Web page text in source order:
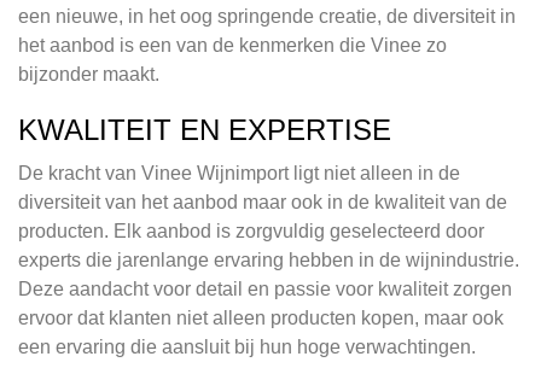
een nieuwe, in het oog springende creatie, de diversiteit in
het aanbod is een van de kenmerken die Vinee zo
bijzonder maakt.
KWALITEIT EN EXPERTISE
De kracht van Vinee Wijnimport ligt niet alleen in de
diversiteit van het aanbod maar ook in de kwaliteit van de
producten. Elk aanbod is zorgvuldig geselecteerd door
experts die jarenlange ervaring hebben in de wijnindustrie.
Deze aandacht voor detail en passie voor kwaliteit zorgen
ervoor dat klanten niet alleen producten kopen, maar ook
een ervaring die aansluit bij hun hoge verwachtingen.